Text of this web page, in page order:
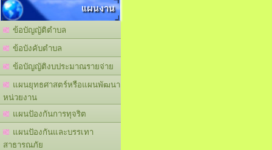
แผนงาน
ข้อบัญญัติตำบล
ข้อบังคับตำบล
ข้อบัญญัติงบประมาณรายจ่าย
แผนยุทธศาสตร์หรือแผนพัฒนา
หน่วยงาน
แผนปัองกันการทุจริต
แผนปัองกันและบรรเทา
สาธารณภัย